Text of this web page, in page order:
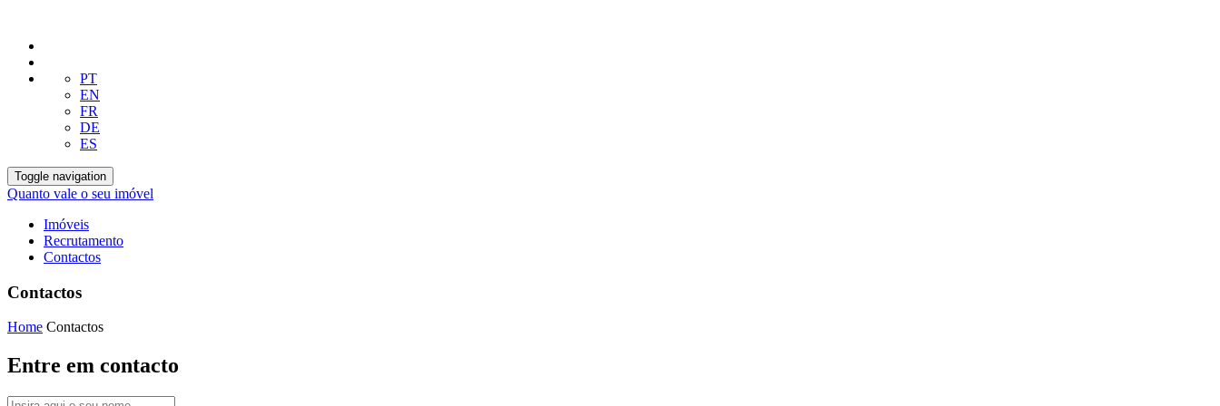
PT
EN
FR
DE
ES
Toggle navigation
Quanto vale o seu imóvel
Imóveis
Recrutamento
Contactos
Contactos
Home Contactos
Entre em contacto